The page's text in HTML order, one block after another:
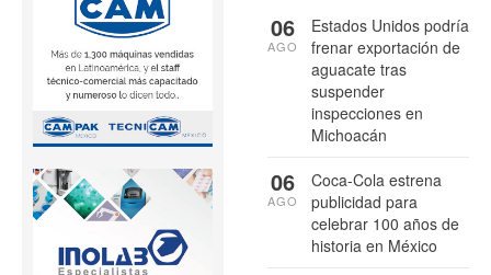
Estados Unidos podría
frenar exportación de
aguacate tras
suspender
inspecciones en
Michoacán
06
AGO
Coca-Cola estrena
publicidad para
celebrar 100 años de
historia en México
06
AGO